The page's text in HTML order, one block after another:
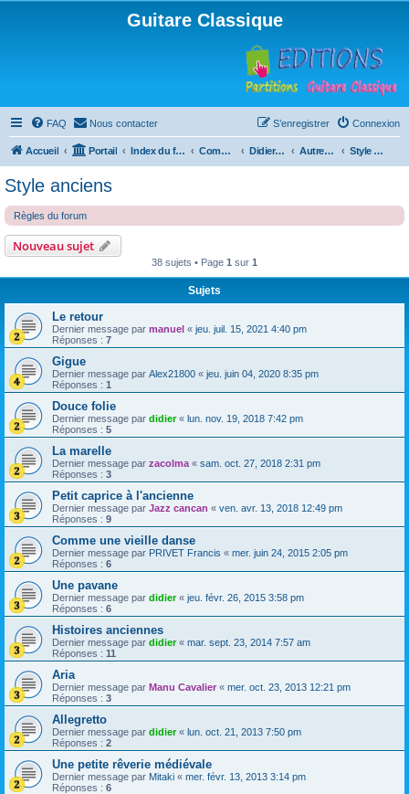
Guitare Classique
FAQ Nous contacter Connexion
S’enregistrer
Accueil Portail Index du forum Compositions Didierland Autres musiques Style anciens
Style anciens
Règles du forum
Nouveau sujet
38 sujets • Page 1 sur 1
Sujets
Le retour
Dernier message par manuel « jeu. juil. 15, 2021 4:40 pm
Réponses : 7
Gigue
Dernier message par Alex21800 « jeu. juin 04, 2020 8:35 pm
Réponses : 1
Douce folie
Dernier message par didier« lun. nov. 19, 2018 7:42 pm
Réponses : 5
La marelle
Dernier message par zacolma « sam. oct. 27, 2018 2:31 pm
Réponses : 3
Petit caprice à l'ancienne
Dernier message par Jazz cancan « ven. avr. 13, 2018 12:49 pm
Réponses : 9
Comme une vieille danse
Dernier message par PRIVET Francis « mer. juin 24, 2015 2:05 pm
Réponses : 6
Une pavane
Dernier message par didier« jeu. févr. 26, 2015 3:58 pm
Réponses : 6
Histoires anciennes
Dernier message par didier« mar. sept. 23, 2014 7:57 am
Réponses : 11
Aria
Dernier message par Manu Cavalier « mer. oct. 23, 2013 12:21 pm
Réponses : 3
Allegretto
Dernier message par didier« lun. oct. 21, 2013 7:50 pm
Réponses : 2
Une petite rêverie médiévale
Dernier message par Mitaki « mer. févr. 13, 2013 3:14 pm
Réponses : 6